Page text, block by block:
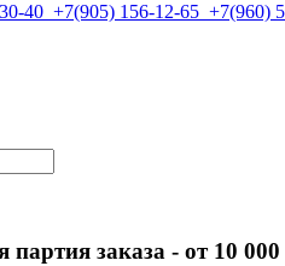
40 +7(905) 156-12-65 +7(960)
заказа - от 10